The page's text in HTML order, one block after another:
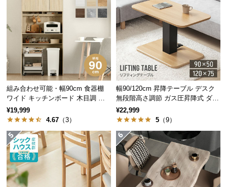
品
の
配
送
に
つ
い
て
開
梱
設
置
サ
ー
組み合わせ可能・幅90cm 食器棚
ワイド キッチンボード 木目調 レ
イアウト自在
¥19,999
4.67 （3）
幅90/120cm 昇降テーブル デスク
無段階高さ調節 ガス圧昇降式 ダイ
ニング 高さ55~70cm
¥22,999
5 （9）